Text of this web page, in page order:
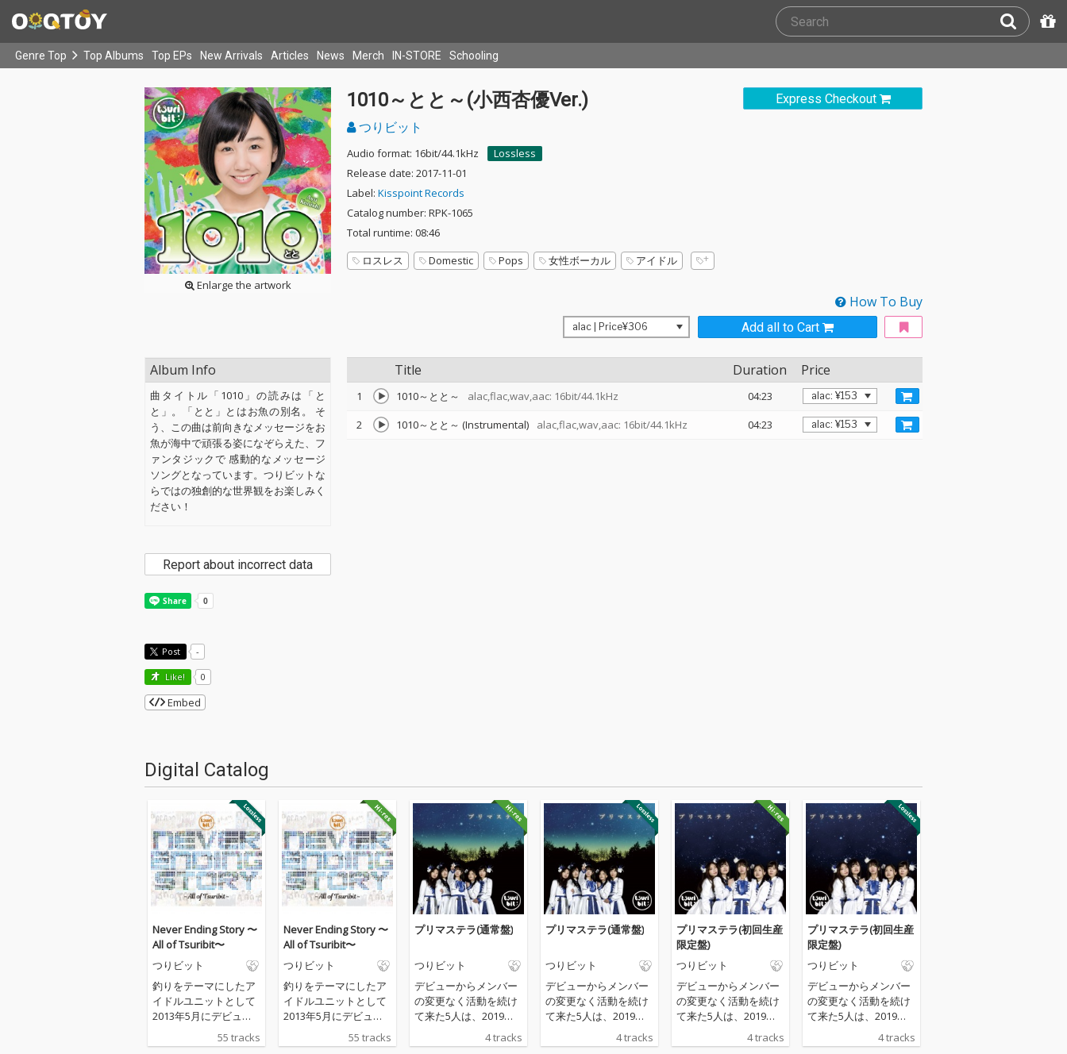
Genre Top Top Albums Top EPs New Arrivals Articles News Merch IN-STORE Schooling
Enlarge the artwork
Express Checkout
1010～とと～(小西杏優Ver.)
つりビット
Audio format: 16bit/44.1kHz
Lossless
Release date: 2017-11-01
Label: Kisspoint Records
Catalog number: RPK-1065
Total runtime: 08:46
ロスレス
Domestic Pops 女性ボーカル アイドル
How To Buy
Add all to Cart
Title Duration Price
1 1010～とと～ alac,flac,wav,aac: 16bit/44.1kHz
04:23
2
1010～とと～ (Instrumental) alac,flac,wav,aac: 16bit/44.1kHz 04:23
Album Info
曲タイトル「1010」の読みは「と
と」。「とと」とはお魚の別名。 そ
う、この曲は前向きなメッセージをお
魚が海中で頑張る姿になぞらえた、フ
ァンタジックで 感動的なメッセージ
ソングとなっています。つりビットな
らではの独創的な世界観をお楽しみく
ださい！
Report about incorrect data
Post -
Like! 0
Embed
Digital Catalog
Never Ending Story 〜
All of Tsuribit〜
つりビット
釣りをテーマにしたア
イドルユニットとして
2013年5月にデビュー
しメンバーの変更なく
精力的に活動を続けて
55 tracks
Never Ending Story 〜
All of Tsuribit〜
つりビット
釣りをテーマにしたア
イドルユニットとして
2013年5月にデビュー
しメンバーの変更なく
精力的に活動を続けて
55 tracks
プリマステラ(通常盤)
つりビット
デビューからメンバー
の変更なく活動を続け
て来た5人は、2019年3
月末で約6年間の活動
に幕を下ろし解散する
4 tracks
プリマステラ(通常盤)
つりビット
デビューからメンバー
の変更なく活動を続け
て来た5人は、2019年3
月末で約6年間の活動
に幕を下ろし解散する
4 tracks
プリマステラ(初回生産
限定盤)
つりビット
デビューからメンバー
の変更なく活動を続け
て来た5人は、2019年3
月末で約6年間の活動
に幕を下ろし解散する
4 tracks
プリマステラ(初回生産
限定盤)
つりビット
デビューからメンバー
の変更なく活動を続け
て来た5人は、2019年3
月末で約6年間の活動
に幕を下ろし解散する
4 tracks